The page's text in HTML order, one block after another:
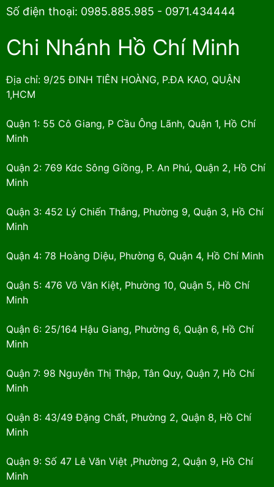
Số điện thoại: 0985.885.985 - 0971.434444
Chi Nhánh Hồ Chí Minh
Địa chỉ: 9/25 ĐINH TIÊN HOÀNG, P.ĐA KAO, QUẬN
1,HCM
Quận 1: 55 Cô Giang, P Cầu Ông Lãnh, Quận 1, Hồ Chí
Minh
Quận 2: 769 Kdc Sông Giồng, P. An Phú, Quận 2, Hồ Chí
Minh
Quận 3: 452 Lý Chiến Thắng, Phường 9, Quận 3, Hồ Chí
Minh
Quận 4: 78 Hoàng Diệu, Phường 6, Quận 4, Hồ Chí Minh
Quận 5: 476 Võ Văn Kiệt, Phường 10, Quận 5, Hồ Chí
Minh
Quận 6: 25/164 Hậu Giang, Phường 6, Quận 6, Hồ Chí
Minh
Quận 7: 98 Nguyễn Thị Thập, Tân Quy, Quận 7, Hồ Chí
Minh
Quận 8: 43/49 Đặng Chất, Phường 2, Quận 8, Hồ Chí
Minh
Quận 9: Số 47 Lê Văn Việt ,Phường 2, Quận 9, Hồ Chí
Minh